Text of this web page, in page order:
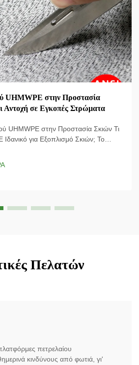
UHMWPE στην Προστασία
Αντοχή σε Εγκοπές Στρώματα
UHMWPE στην Προστασία Σκιών Τι
Ιδανικό για Εξοπλισμό Σκιών; Το
Πελατών
πετρελαίου
κινδύνους από φωτιά, γι'